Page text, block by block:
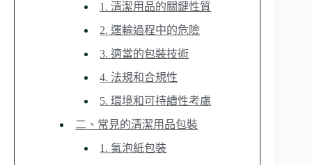
1. 清潔用品的關鍵性質
2. 運輸過程中的危險
3. 適當的包裝技術
4. 法規和合規性
5. 環境和可持續性考慮
二、常見的清潔用品包裝
1. 氣泡紙包裝